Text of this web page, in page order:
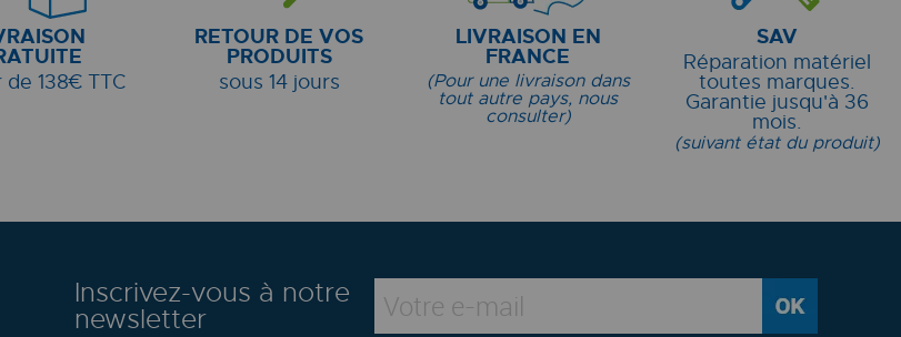
138€ TTC
RETOUR DE VOS
PRODUITS
sous 14 jours
LIVRAISON EN
FRANCE
(Pour une livraison dans
tout autre pays, nous
consulter)
SAV
Réparation matériel
toutes marques.
Garantie jusqu'à 36
mois.
(suivant état du produit)
Inscrivez-vous à notre
newsletter